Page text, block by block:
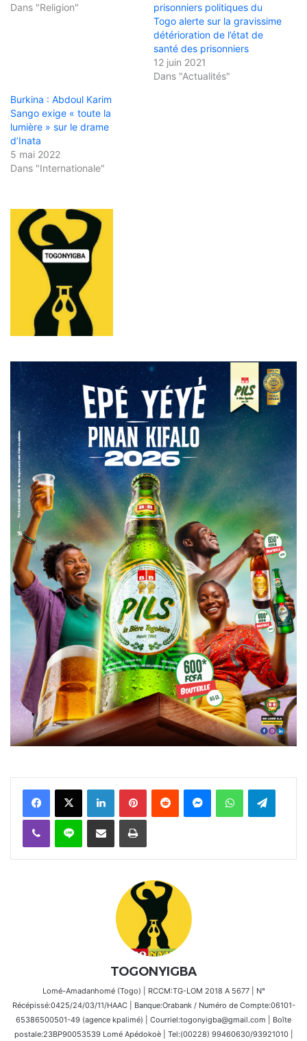
Dans "Religion"
prisonniers politiques du
Togo alerte sur la gravissime
détérioration de l’état de
santé des prisonniers
12 juin 2021
Dans "Actualités"
Burkina : Abdoul Karim
Sango exige « toute la
lumière » sur le drame
d’Inata
5 mai 2022
Dans "Internationale"
FacebookX Linkedin PinterestReddit MessengerWhatsAppTelegram
Viber Ligne Partager par email Imprimer
TOGONYIGBA
Lomé-Amadanhomé (Togo) | RCCM:TG-LOM 2018 A 5677 | N°
Récépissé:0425/24/03/11/HAAC | Banque:Orabank / Numéro de Compte:06101-
65386500501-49 (agence kpalimé) | Courriel:togonyigba@gmail.com | Boîte
postale:23BP90053539 Lomé Apédokoè | Tel:(00228) 99460630/93921010 |